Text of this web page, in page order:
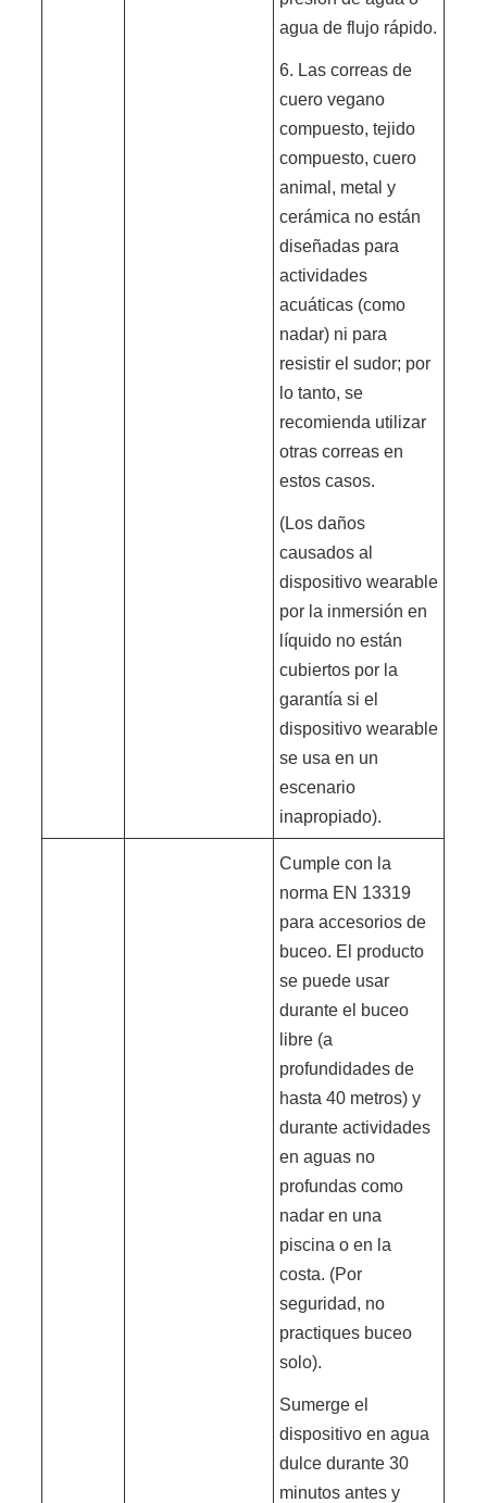
agua de flujo rápido.
6. Las correas de
cuero vegano
compuesto, tejido
compuesto, cuero
animal, metal y
cerámica no están
diseñadas para
actividades
acuáticas (como
nadar) ni para
resistir el sudor; por
lo tanto, se
recomienda utilizar
otras correas en
estos casos.
(Los daños
causados al
dispositivo wearable
por la inmersión en
líquido no están
cubiertos por la
garantía si el
dispositivo wearable
se usa en un
escenario
inapropiado).
Cumple con la
norma EN 13319
para accesorios de
buceo. El producto
se puede usar
durante el buceo
libre (a
profundidades de
hasta 40 metros) y
durante actividades
en aguas no
profundas como
nadar en una
piscina o en la
costa. (Por
seguridad, no
practiques buceo
solo).
Sumerge el
dispositivo en agua
dulce durante 30
minutos antes y